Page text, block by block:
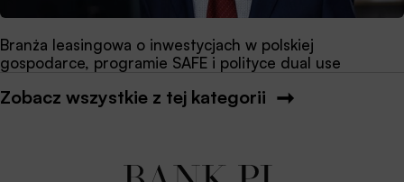
Branża leasingowa o inwestycjach w polskiej
gospodarce, programie SAFE i polityce dual use
Zobacz wszystkie z tej kategorii